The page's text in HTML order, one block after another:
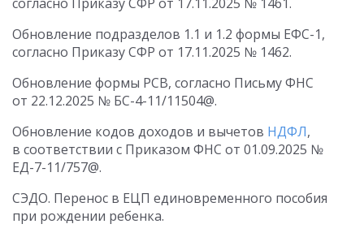
Обновление подразделов 1.1 и 1.2 формы ЕФС-1,
согласно Приказу СФР от 17.11.2025 № 1462.
Обновление формы РСВ, согласно Письму ФНС
от 22.12.2025 № БС-4-11/11504@.
Обновление кодов доходов и вычетов НДФЛ,
в соответствии с Приказом ФНС от 01.09.2025 №
ЕД-7-11/757@.
СЭДО. Перенос в ЕЦП единовременного пособия
при рождении ребенка.